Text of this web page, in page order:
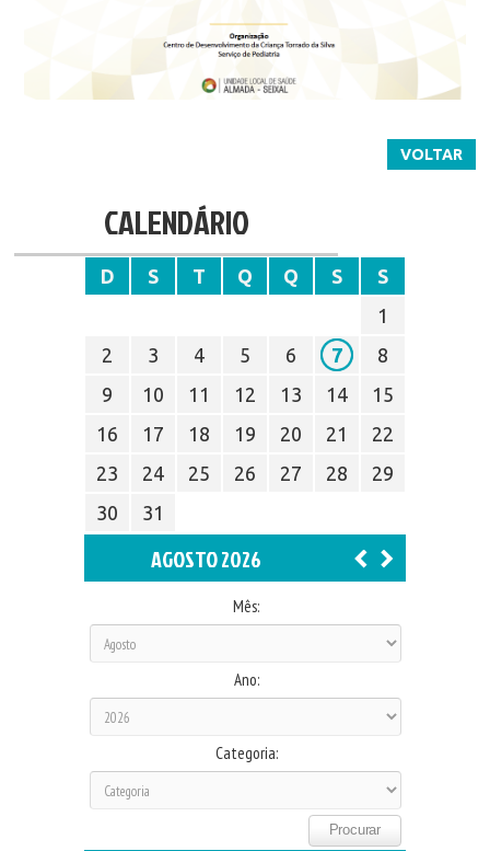
VOLTAR
CALENDÁRIO
D S T Q Q S
S
1
2
3 4 5 6 7
8
9
10 11 12 13 14
15
16
17 18 19 20 21
22
23
24 25 26 27 28
29
30
31
AGOSTO 2026
Mês:
Ano:
Categoria: